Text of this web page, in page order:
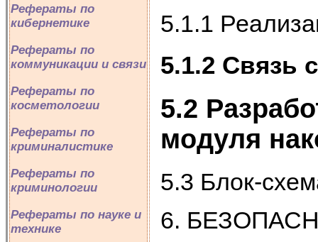
Рефераты по
кибернетике
Рефераты по
коммуникации и связи
Рефераты по
косметологии
Рефераты по
криминалистике
Рефераты по
криминологии
Рефераты по науке и
технике
5.1.1
5.1.2 Связь
5.2
модуля
5.3 Блок-
6.